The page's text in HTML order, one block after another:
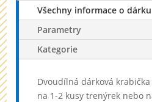
Všechny informace o dárku
Parametry
Kategorie
Dvoudílná dárková
na 1-2 kusy trenýrek nebo